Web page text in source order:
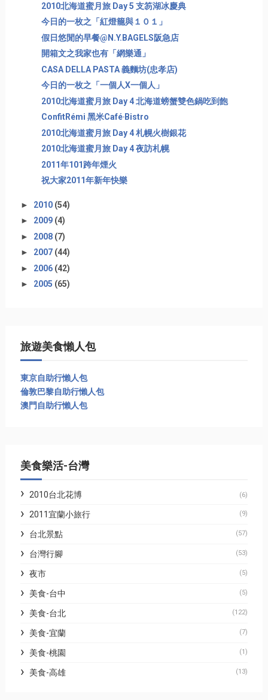
2010北海道蜜月旅 Day 5 支笏湖冰慶典
今日的一枚之「紅燈籠與１０１」
假日悠閒的早餐@N.Y.BAGELS阪急店
開箱文之我家也有「網樂通」
CASA DELLA PASTA 義麵坊(忠孝店)
今日的一枚之「一個人X一個人」
2010北海道蜜月旅 Day 4 北海道螃蟹雙色鍋吃到飽
ConfitRémi 黑米Café‧Bistro
2010北海道蜜月旅 Day 4 札幌火樹銀花
2010北海道蜜月旅 Day 4 夜訪札幌
2011年101跨年煙火
祝大家2011年新年快樂
► 2010 (54)
► 2009 (4)
► 2008 (7)
► 2007 (44)
► 2006 (42)
► 2005 (65)
旅遊美食懶人包
東京自助行懶人包
倫敦巴黎自助行懶人包
澳門自助行懶人包
美食樂活-台灣
2010台北花博 (6)
2011宜蘭小旅行 (9)
台北景點 (57)
台灣行腳 (53)
夜市 (5)
美食-台中 (5)
美食-台北 (122)
美食-宜蘭 (7)
美食-桃園 (1)
美食-高雄 (13)